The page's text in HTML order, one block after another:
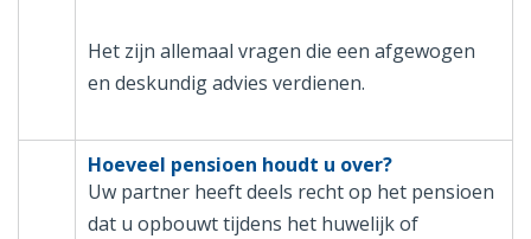
Het zijn allemaal vragen die een afgewogen
en deskundig advies verdienen.
Hoeveel pensioen houdt u over?
Uw partner heeft deels recht op het pensioen
dat u opbouwt tijdens het huwelijk of